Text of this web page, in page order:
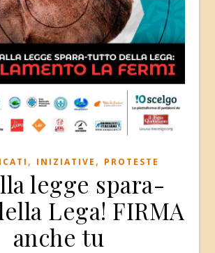
, INIZIATIVE , PROTESTE
legge spara-
Lega! FIRMA
anche tu